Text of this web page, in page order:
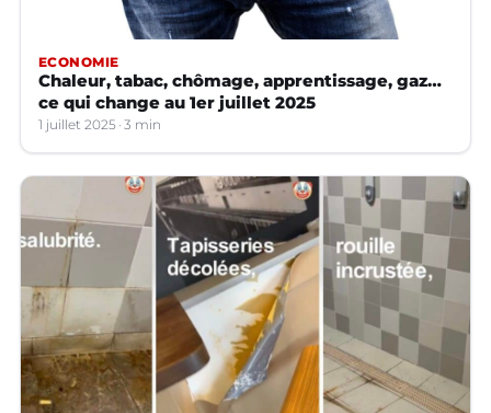
ECONOMIE
Chaleur, tabac, chômage, apprentissage, gaz…
ce qui change au 1er juillet 2025
1 juillet 2025 3 min